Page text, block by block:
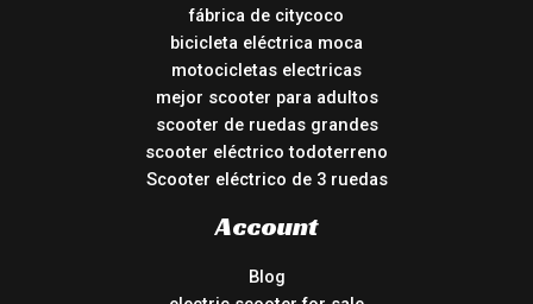
fábrica de citycoco
bicicleta eléctrica moca
motocicletas electricas
mejor scooter para adultos
scooter de ruedas grandes
scooter eléctrico todoterreno
Scooter eléctrico de 3 ruedas
Account
Blog